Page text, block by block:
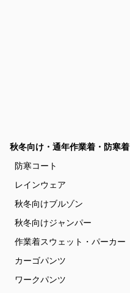
秋冬向け・通年作業着・防寒着
防寒コート
レインウェア
秋冬向けブルゾン
秋冬向けジャンパー
作業着スウェット・パーカー
カーゴパンツ
ワークパンツ